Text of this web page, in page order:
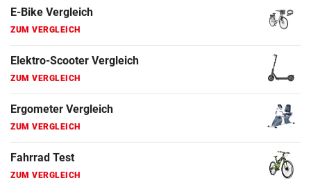
Fahrrad Test
ZUM VERGLEICH
Fahrradanhänger Vergleich
ZUM VERGLEICH
Faszienrolle Vergleich
ZUM VERGLEICH
Hoverboard Vergleich
ZUM VERGLEICH